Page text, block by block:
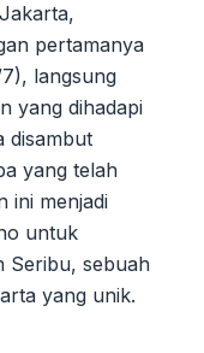
pertamanya
langsung
yang dihadapi
disambut
yang telah
ini menjadi
untuk
Seribu, sebuah
yang unik.